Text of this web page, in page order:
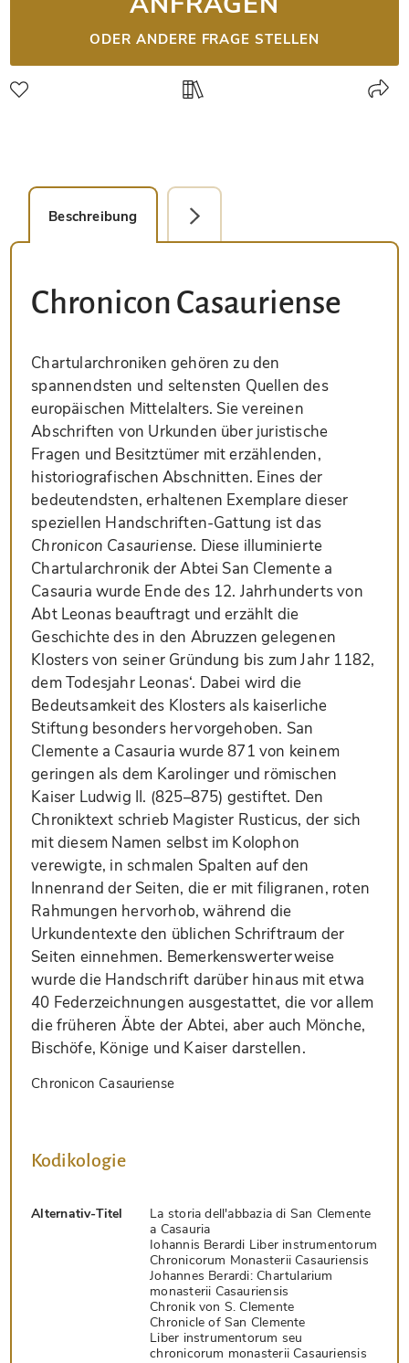
ODER ANDERE FRAGE STELLEN
Beschreibung Faksimile-Editionen (1)
Chronicon Casauriense
Chartularchroniken gehören zu den
spannendsten und seltensten Quellen des
europäischen Mittelalters. Sie vereinen
Abschriften von Urkunden über juristische
Fragen und Besitztümer mit erzählenden,
historiografischen Abschnitten. Eines der
bedeutendsten, erhaltenen Exemplare dieser
speziellen Handschriften-Gattung ist das
Chronicon Casauriense. Diese illuminierte
Chartularchronik der Abtei San Clemente a
Casauria wurde Ende des 12. Jahrhunderts von
Abt Leonas beauftragt und erzählt die
Geschichte des in den Abruzzen gelegenen
Klosters von seiner Gründung bis zum Jahr 1182,
dem Todesjahr Leonas‘. Dabei wird die
Bedeutsamkeit des Klosters als kaiserliche
Stiftung besonders hervorgehoben. San
Clemente a Casauria wurde 871 von keinem
geringen als dem Karolinger und römischen
Kaiser Ludwig II. (825–875) gestiftet. Den
Chroniktext schrieb Magister Rusticus, der sich
mit diesem Namen selbst im Kolophon
verewigte, in schmalen Spalten auf den
Innenrand der Seiten, die er mit filigranen, roten
Rahmungen hervorhob, während die
Urkundentexte den üblichen Schriftraum der
Seiten einnehmen. Bemerkenswerterweise
wurde die Handschrift darüber hinaus mit etwa
40 Federzeichnungen ausgestattet, die vor allem
die früheren Äbte der Abtei, aber auch Mönche,
Bischöfe, Könige und Kaiser darstellen.
Chronicon Casauriense
Kodikologie
Alternativ-Titel
La storia dell'abbazia di San Clemente
a Casauria
Iohannis Berardi Liber instrumentorum
Chronicorum Monasterii Casauriensis
Johannes Berardi: Chartularium
monasterii Casauriensis
Chronik von S. Clemente
Chronicle of San Clemente
Liber instrumentorum seu
chronicorum monasterii Casauriensis